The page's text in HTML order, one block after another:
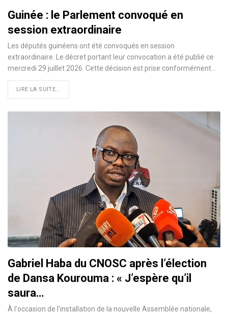
Guinée : le Parlement convoqué en
session extraordinaire
Les députés guinéens ont été convoqués en session
extraordinaire. Le décret portant leur convocation a été publié ce
mercredi 29 juillet 2026. Cette décision est prise conformément…
LIRE LA SUITE...
Gabriel Haba du CNOSC après l’élection
de Dansa Kourouma : « J’espère qu’il
saura…
À l'occasion de l'installation de la nouvelle Assemblée nationale,